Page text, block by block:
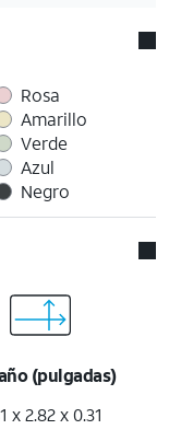
Rosa
Amarillo
Verde
Azul
Negro
(pulgadas)
x 2.82 x 0.31